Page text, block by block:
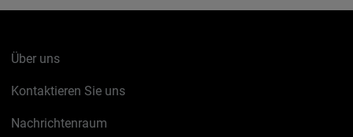
Über uns
Kontaktieren Sie uns
Nachrichtenraum